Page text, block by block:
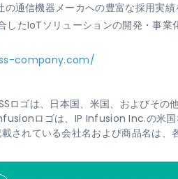
通信機器メーカへの豊富な採用実
したIoTソリューションの開発・事
company.com/
ロゴは、日本国、米国、およびその
ロゴは、IP Infusion Inc.の米国
されている会社名および商品名は、